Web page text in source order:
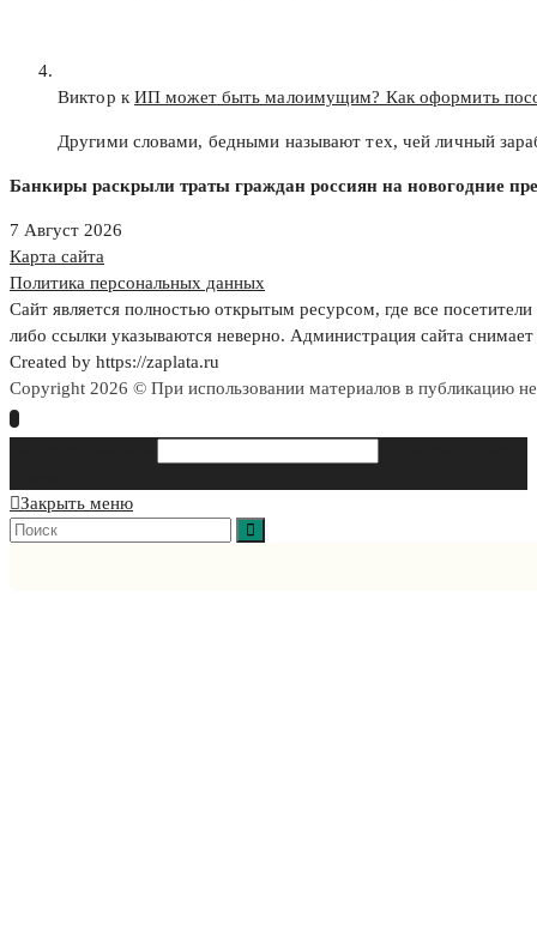
Виктор кИП может быть малоимущим? Как оформить
Другими словами, бедными называют тех, чей личный
Банкиры раскрыли траты граждан россиян на новогодние
7 Август 2026
Карта сайта
Политика персональных данных
Сайт является полностью открытым ресурсом, где все
либо ссылки указываются неверно. Администрация сайта
Created by https://zaplata.ru
Copyright 2026 © При использовании материалов в публикацию
Закрыть меню